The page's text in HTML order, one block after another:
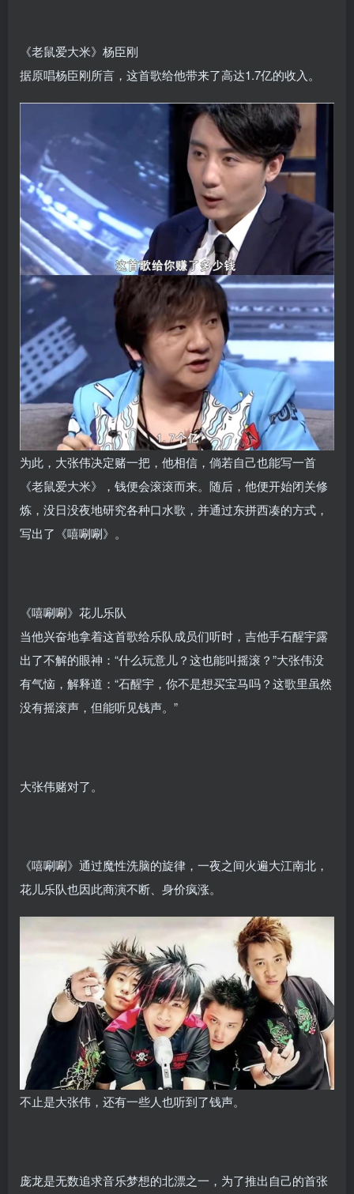
《老鼠爱大米》杨臣刚
据原唱杨臣刚所言，这首歌给他带来了高达1.7亿的收入。
为此，大张伟决定赌一把，他相信，倘若自己也能写一首
《老鼠爱大米》，钱便会滚滚而来。随后，他便开始闭关修
炼，没日没夜地研究各种口水歌，并通过东拼西凑的方式，
写出了《嘻唰唰》。
《嘻唰唰》花儿乐队
当他兴奋地拿着这首歌给乐队成员们听时，吉他手石醒宇露
出了不解的眼神：“什么玩意儿？这也能叫摇滚？”大张伟没
有气恼，解释道：“石醒宇，你不是想买宝马吗？这歌里虽然
没有摇滚声，但能听见钱声。”
大张伟赌对了。
《嘻唰唰》通过魔性洗脑的旋律，一夜之间火遍大江南北，
花儿乐队也因此商演不断、身价疯涨。
不止是大张伟，还有一些人也听到了钱声。
庞龙是无数追求音乐梦想的北漂之一，为了推出自己的首张